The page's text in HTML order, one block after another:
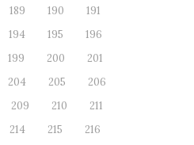
189 190
191
194 195
196
199 200
201
204 205
206
209 210
211
214 215
216